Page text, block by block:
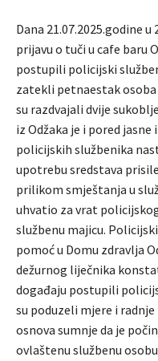
Dana 21.07.2025.godine
prijavu o tuči u cafe baru
postupili policijski
zatekli petnaestak
su razdvajali dvije
iz Odžaka je i pored
policijskih službenika
upotrebu sredstava
prilikom smještanja u
uhvatio za vrat
službenu majicu.
pomoć u Domu zdravlja
dežurnog liječnika
događaju postupili
su poduzeli mjere i
osnova sumnje da je
ovlaštenu službenu